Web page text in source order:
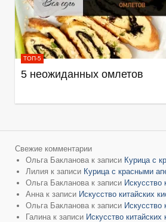
ТОП-5
5 неожиданных омлетов
Свежие комментарии
Ольга Бакланова к записи Курица с
Лилия к записи Курица с красными
Ольга Бакланова к записи Искусство
Анна к записи Искусство китайских
Ольга Бакланова к записи Искусство
Галина к записи Искусство